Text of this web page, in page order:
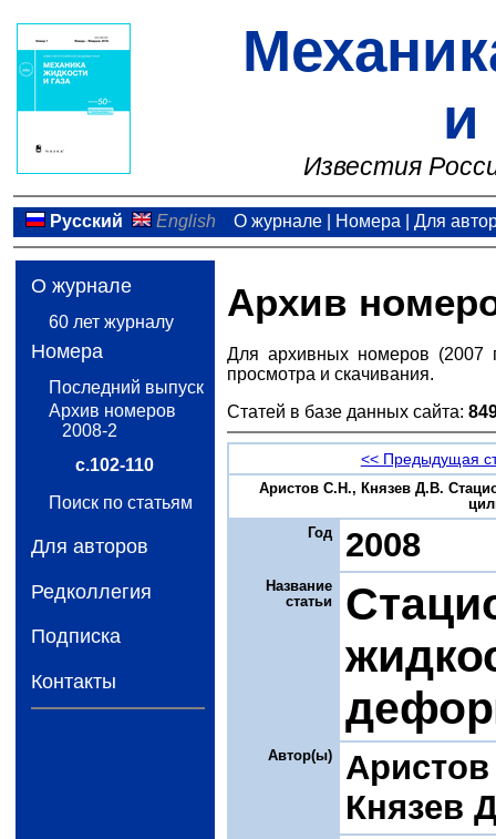
и
Известия
Русский English О журнале| Номера Для
О журнале
60 лет журналу
Номера
Последний выпуск
Архив номеров
2008-2
с.102-110
Поиск по статьям
Для авторов
Редколлегия
Подписка
Контакты
Архив
Для архивных номеров (2007
просмотра и скачивания.
Статей в базе данных сайта:
<< Предыдущая
Аристов С.Н., Князев Д.В.
Год
2008
Название
статьи
Автор(ы)
Князев